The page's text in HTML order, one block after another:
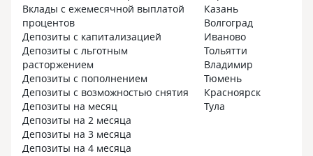
Вклады с ежемесячной выплатой
процентов
Депозиты с капитализацией
Депозиты с льготным
расторжением
Депозиты с пополнением
Депозиты с возможностью снятия
Депозиты на месяц
Депозиты на 2 месяца
Депозиты на 3 месяца
Депозиты на 4 месяца
Казань
Волгоград
Иваново
Тольятти
Владимир
Тюмень
Красноярск
Тула